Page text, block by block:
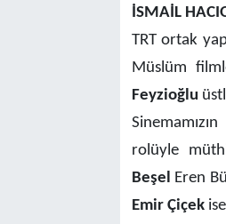
İSMAİL
TRT ortak
Müslüm
Feyzioğlu
rolüyle
Beşel Eren
Emir Çiçekise